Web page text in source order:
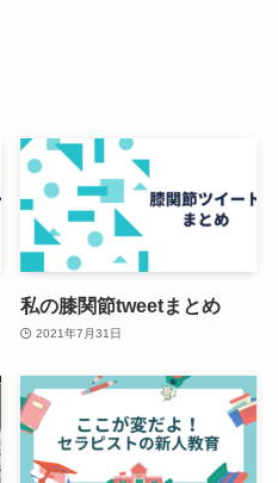
私の膝関節tweetまとめ
2021年7月31日